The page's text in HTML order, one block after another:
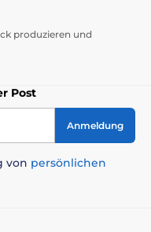
produzieren und
Post
Anmeldung
von persönlichen